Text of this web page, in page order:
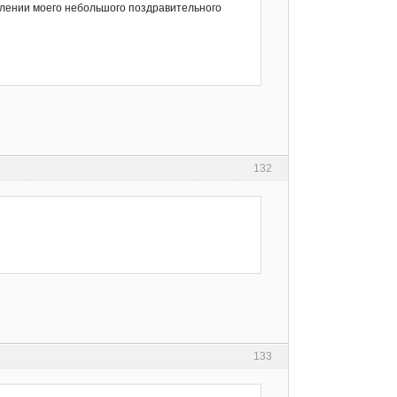
моего небольшого поздравительного
132
133